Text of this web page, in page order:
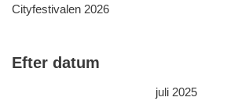
Cityfestivalen 2026
Efter datum
juli 2025